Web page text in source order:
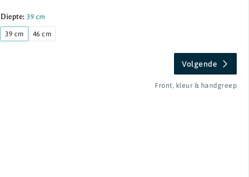
Diepte: 39 cm
39 cm 46 cm
Volgende
Front, kleur & handgreep